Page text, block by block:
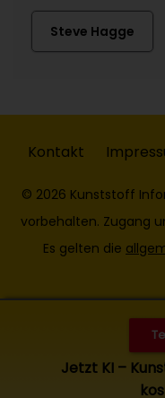
Steve Hagge
Jetzt KI –
Kontakt
© 2026 Kunststoff
vorbehalten. Zugang
Es gelten die